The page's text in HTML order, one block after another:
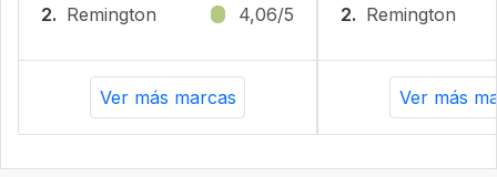
2. Remington 4,06/5
Ver más marcas
2. Remington
Ver más